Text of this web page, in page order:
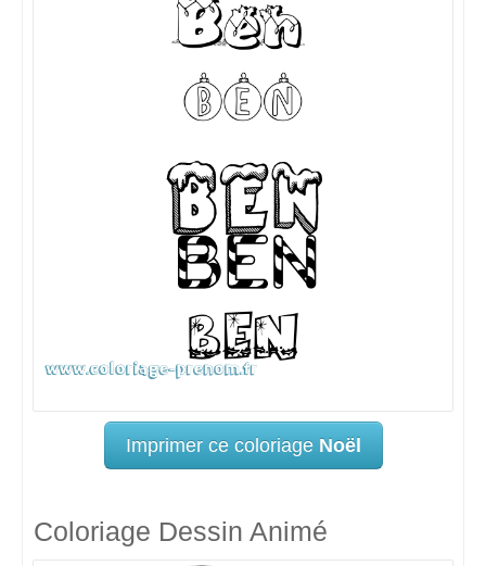
Imprimer ce coloriage Noël
Coloriage Dessin Animé